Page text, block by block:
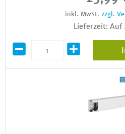
inkl. MwSt. zzgl.
Lieferzeit: Auf